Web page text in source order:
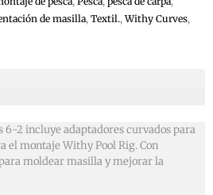
de masilla, Textil.,Withy Curves,
6-2 incluye adaptadores curvados para
el montaje Withy Pool Rig. Con
moldear masilla y mejorar la